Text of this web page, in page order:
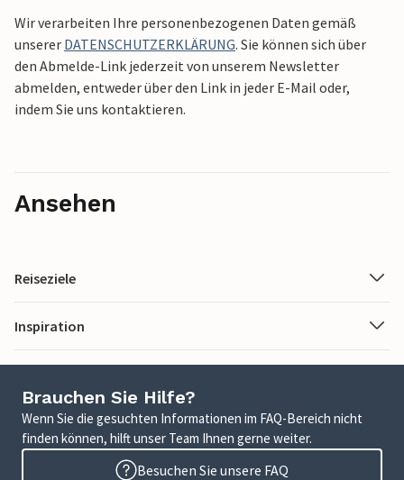
Wir verarbeiten Ihre personenbezogenen Daten gemäß
unserer DATENSCHUTZERKLÄRUNG. Sie können sich über
den Abmelde-Link jederzeit von unserem Newsletter
abmelden, entweder über den Link in jeder E-Mail oder,
indem Sie uns kontaktieren.
Ansehen
Reiseziele
Inspiration
Brauchen Sie Hilfe?
Wenn Sie die gesuchten Informationen im FAQ-Bereich nicht
finden können, hilft unser Team Ihnen gerne weiter.
Besuchen Sie unsere FAQ